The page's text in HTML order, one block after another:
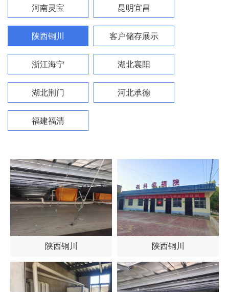
河南灵宝 昆明宜昌
陕西铜川 客户储存展示
浙江海宁 湖北襄阳
湖北荆门 河北承德
福建福清
陕西铜川 陕西铜川